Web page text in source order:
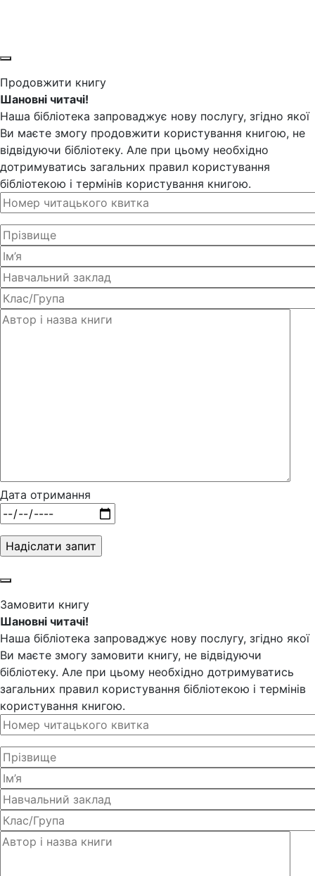
Продовжити книгу
Шановні читачі!
Наша бібліотека запроваджує нову послугу, згідно якої
Ви маєте змогу продовжити користування книгою, не
відвідуючи бібліотеку. Але при цьому необхідно
дотримуватись загальних правил користування
бібліотекою і термінів користування книгою.
Дата отримання
Замовити книгу
Шановні читачі!
Наша бібліотека запроваджує нову послугу, згідно якої
Ви маєте змогу замовити книгу, не відвідуючи
бібліотеку. Але при цьому необхідно дотримуватись
загальних правил користування бібліотекою і термінів
користування книгою.